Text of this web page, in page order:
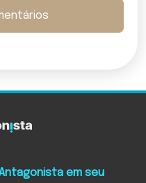
em seu